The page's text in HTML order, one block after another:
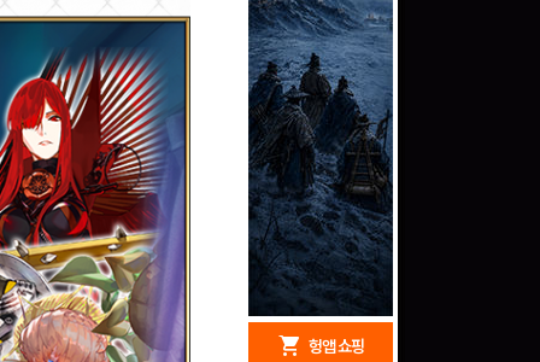
redeem 헝앱 경품 shopping_cart 헝앱 쇼핑